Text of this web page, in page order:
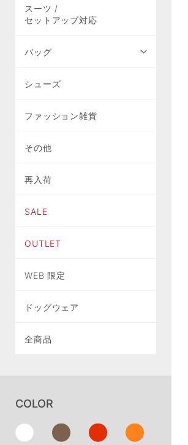
スーツ /
セットアップ対応
バッグ
シューズ
ファッション雑貨
その他
再入荷
SALE
OUTLET
WEB 限定
ドッグウェア
全商品
COLOR